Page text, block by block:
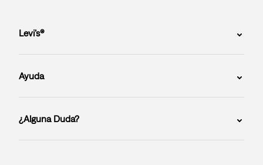
Levi’s®
Ayuda
¿Alguna Duda?